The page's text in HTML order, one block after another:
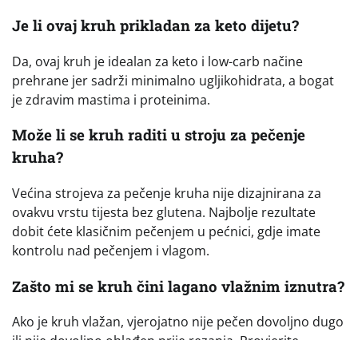
Je li ovaj kruh prikladan za keto dijetu?
Da, ovaj kruh je idealan za keto i low-carb načine
prehrane jer sadrži minimalno ugljikohidrata, a bogat
je zdravim mastima i proteinima.
Može li se kruh raditi u stroju za pečenje
kruha?
Većina strojeva za pečenje kruha nije dizajnirana za
ovakvu vrstu tijesta bez glutena. Najbolje rezultate
dobit ćete klasičnim pečenjem u pećnici, gdje imate
kontrolu nad pečenjem i vlagom.
Zašto mi se kruh čini lagano vlažnim iznutra?
Ako je kruh vlažan, vjerojatno nije pečen dovoljno dugo